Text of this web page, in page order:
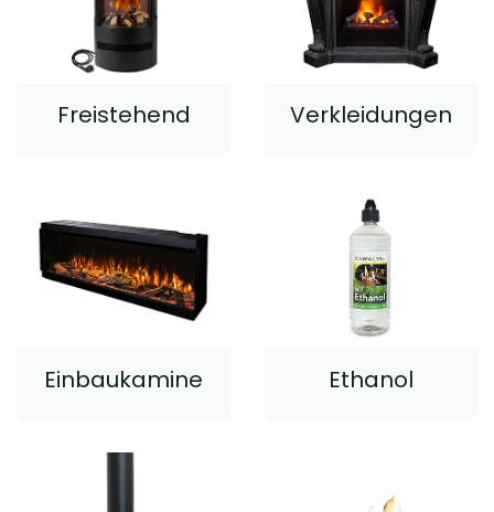
Freistehend Verkleidungen
Einbaukamine Ethanol